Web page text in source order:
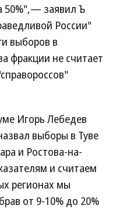
50%",— заявил Ъ
России"
выборов в
фракции не считает
Игорь Лебедев
выборы в Туве
и Ростова-на-
и считаем
регионах мы
от 9-10% до 20%